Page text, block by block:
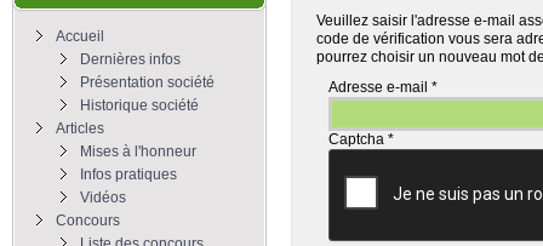
Accueil
Dernières infos
Présentation société
Historique société
Articles
Mises à l'honneur
Infos pratiques
Vidéos
Concours
Veuillez saisir l'adresse e-mail
code de vérification vous sera
pourrez choisir un nouveau mot
Adresse e-mail *
Captcha *